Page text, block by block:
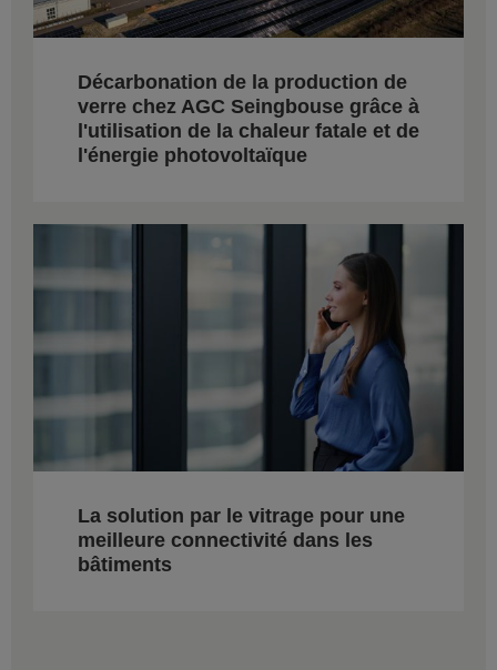
Décarbonation de la production de
verre chez AGC Seingbouse grâce à
l'utilisation de la chaleur fatale et de
l'énergie photovoltaïque
La solution par le vitrage pour une
meilleure connectivité dans les
bâtiments